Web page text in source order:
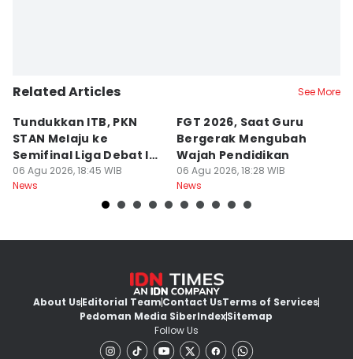
Related Articles See More
Tundukkan ITB, PKN
STAN Melaju ke
Semifinal Liga Debat IDN
Times 2026
06 Agu 2026, 18:45 WIB
News
FGT 2026, Saat Guru
Bergerak Mengubah
Wajah Pendidikan
06 Agu 2026, 18:28 WIB
News
About UsEditorial TeamContact UsTerms of Services
Pedoman Media SiberIndexSitemap
Follow Us